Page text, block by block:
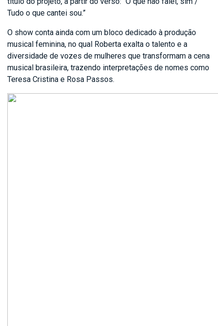
Tudo o que cantei sou.”
O show conta ainda com um bloco dedicado à produção
musical feminina, no qual Roberta exalta o talento e a
diversidade de vozes de mulheres que transformam a cena
musical brasileira, trazendo interpretações de nomes como
Teresa Cristina e Rosa Passos.